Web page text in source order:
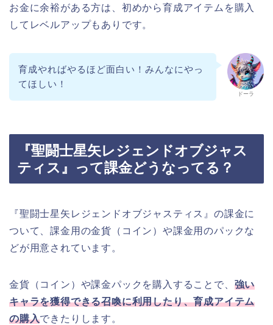
お金に余裕がある方は、初めから育成アイテムを購入
してレベルアップもありです。
ドーラ
育成やればやるほど面白い！みんなにやっ
てほしい！
『聖闘士星矢レジェンドオブジャス
ティス』って課金どうなってる？
『聖闘士星矢レジェンドオブジャスティス』の課金に
ついて、課金用の金貨（コイン）や課金用のパックな
どが用意されています。
金貨（コイン）や課金パックを購入することで、 強い
キャラを獲得できる召喚に利用したり、育成アイテム
の購入できたりします。